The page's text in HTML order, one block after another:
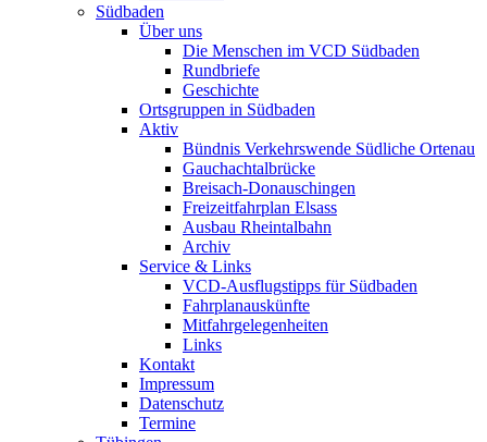
Südbaden
Über uns
Die Menschen im VCD Südbaden
Rundbriefe
Geschichte
Ortsgruppen in Südbaden
Aktiv
Bündnis Verkehrswende Südliche Ortenau
Gauchachtalbrücke
Breisach-Donauschingen
Freizeitfahrplan Elsass
Ausbau Rheintalbahn
Archiv
Service & Links
VCD-Ausflugstipps für Südbaden
Fahrplanauskünfte
Mitfahrgelegenheiten
Links
Kontakt
Impressum
Datenschutz
Termine